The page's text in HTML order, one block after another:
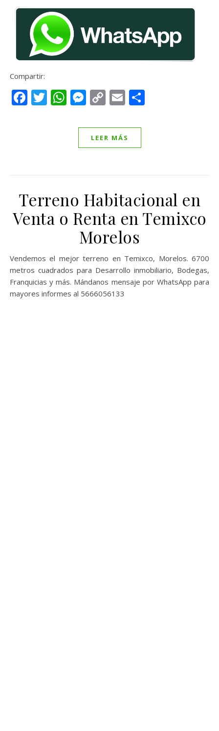
Compartir:
Facebook
Twitter
WhatsApp
Messenger
CopyEmail
LEER MÁS
Terreno Habitacional en
Venta o Renta en Temixco
Morelos
Vendemos el mejor terreno en Temixco, Morelos. 6700
metros cuadrados para Desarrollo inmobiliario, Bodegas,
Franquicias y más. Mándanos mensaje por WhatsApp para
mayores informes al 5666056133